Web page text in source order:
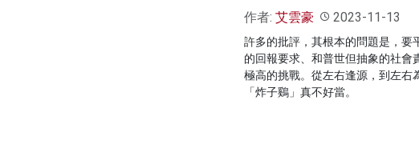
作者: 艾雲豪 2023-11-13
許多的批評，其根本的問題是，要
的回報要求、和普世但抽象的社會
極高的挑戰。從左右逢源，到左右
「炸子鷄」真不好當。